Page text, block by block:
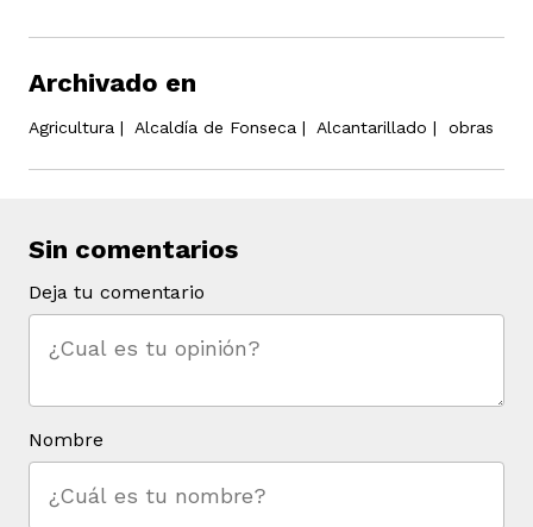
Archivado en
Agricultura | Alcaldía de Fonseca | Alcantarillado | obras
Sin comentarios
Deja tu comentario
Nombre